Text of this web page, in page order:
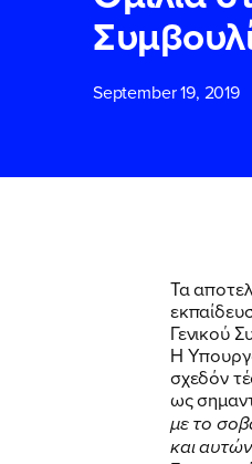
September 19, 2019
Τα
Γενικού
Η
σχεδόν
ως
με το
και